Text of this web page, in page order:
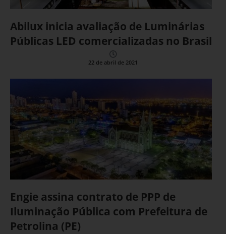
Abilux inicia avaliação de Luminárias
Públicas LED comercializadas no Brasil
22 de abril de 2021
Engie assina contrato de PPP de
Iluminação Pública com Prefeitura de
Petrolina (PE)